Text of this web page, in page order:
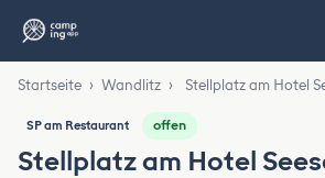
Startseite › Wandlitz › Stellplatz am Hotel
SP am Restaurant offen
Stellplatz am Hotel